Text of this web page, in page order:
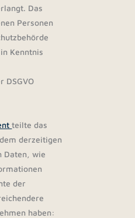
Das
Personen
Kenntnis
DSGVO
teilte das
derzeitigen
Daten, wie
der
haben: